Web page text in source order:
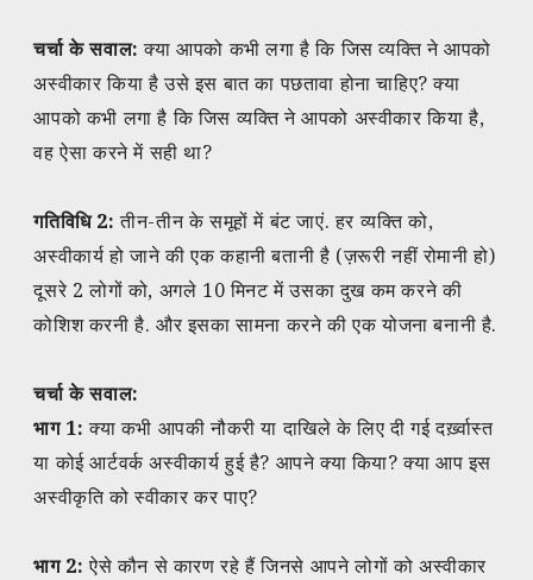
चर्चा के सवाल: क्या आपको कभी लगा है कि जिस व्यक्ति ने आपको
अस्वीकार किया है उसे इस बात का पछतावा होना चाहिए? क्या
आपको कभी लगा है कि जिस व्यक्ति ने आपको अस्वीकार किया है,
वह ऐसा करने में सही था?
गतिविधि 2: तीन-तीन के समूहों में बंट जाएं. हर व्यक्ति को,
अस्वीकार्य हो जाने की एक कहानी बतानी है (ज़रूरी नहीं रोमानी हो)
दूसरे 2 लोगों को, अगले 10 मिनट में उसका दुख कम करने की
कोशिश करनी है. और इसका सामना करने की एक योजना बनानी है.
चर्चा के सवाल:
भाग 1: क्या कभी आपकी नौकरी या दाखिले के लिए दी गई दर्ख़्वास्त
या कोई आर्टवर्क अस्वीकार्य हुई है? आपने क्या किया? क्या आप इस
अस्वीकृति को स्वीकार कर पाए?
भाग 2: ऐसे कौन से कारण रहे हैं जिनसे आपने लोगों को अस्वीकार